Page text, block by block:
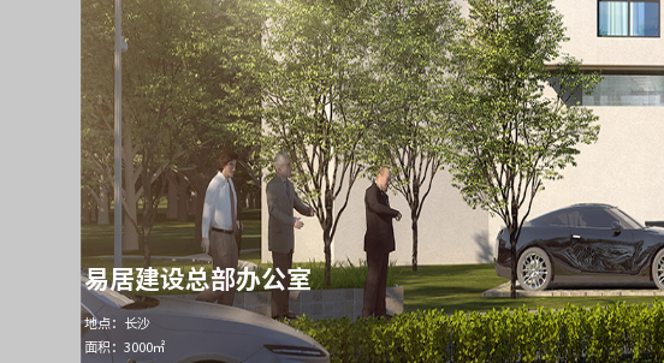
易居建设总部办公室
地点：长沙
面积：3000㎡